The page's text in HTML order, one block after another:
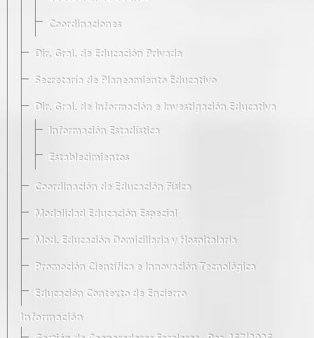
Coordinaciones
Dir. Gral. de Educación Privada
Secretaría de Planeamiento Educativo
Dir. Gral. de Información e Investigación Educativa
Información Estadística
Establecimientos
Coordinación de Educación Física
Modalidad Educación Especial
Mod. Educación Domiciliaria y Hospitalaria
Promoción Científica e Innovación Tecnológica
Educación Contexto de Encierro
Información